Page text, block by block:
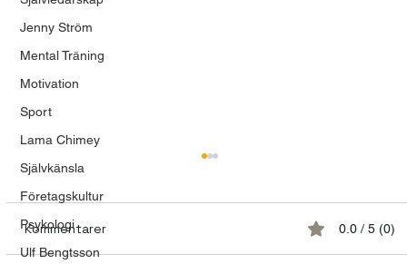
Jenny Ström
Mental Träning
Motivation
Sport
Lama Chimey
Självkänsla
Företagskultur
Psykologi
Ulf Bengtsson
Kommentarer 0.0 / 5 (0)